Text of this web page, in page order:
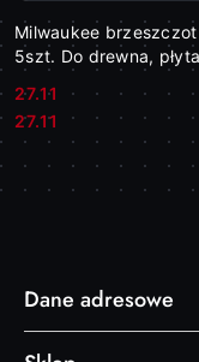
Milwaukee
5szt. Do drewna,
Cena:
27.11
Cena:
27.11
Dane adresowe